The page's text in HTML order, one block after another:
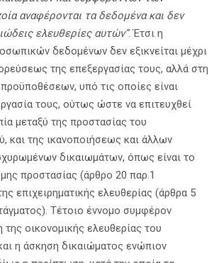
αναφέρονται τα δεδομένα και δεν
ελευθερίες αυτών”. Έτσι η
δεδομένων δεν εξικνείται μέχρι
της επεξεργασίας τους, αλλά στη
υπό τις οποίες είναι
τους, ούτως ώστε να επιτευχθεί
μεταξύ της προστασίας του
και της ικανοποιήσεως και άλλων
δικαιωμάτων, όπως είναι το
προστασίας (άρθρο 20 παρ.1
επιχειρηματικής ελευθερίας (άρθρα 5
Τέτοιο έννομο συμφέρον
οικονομικής ελευθερίας του
η άσκηση δικαιώματος ενώπιον